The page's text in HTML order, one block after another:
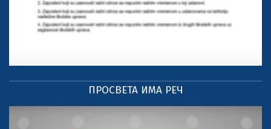
ПРОСВЕТА ИМА РЕЧ